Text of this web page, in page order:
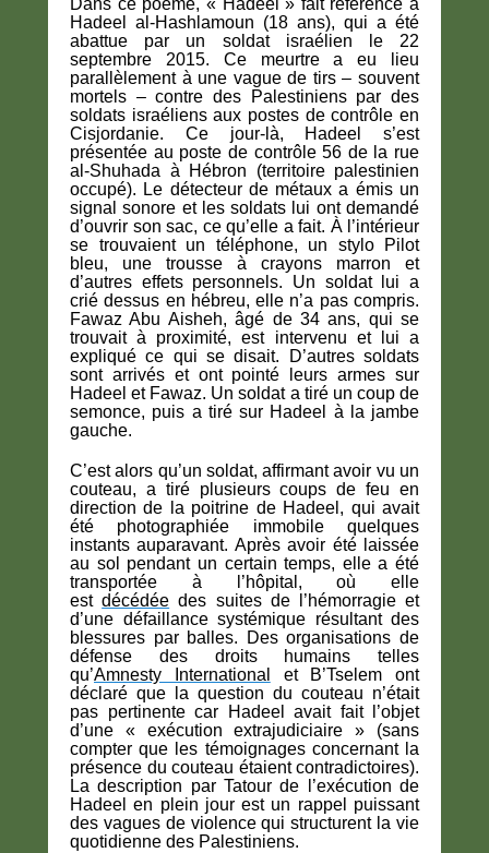
Dans ce poème, « Hadeel » fait référence à
Hadeel al-Hashlamoun (18 ans), qui a été
abattue par un soldat israélien le 22
septembre 2015. Ce meurtre a eu lieu
parallèlement à une vague de tirs – souvent
mortels – contre des Palestiniens par des
soldats israéliens aux postes de contrôle en
Cisjordanie. Ce jour-là, Hadeel s’est
présentée au poste de contrôle 56 de la rue
al-Shuhada à Hébron (territoire palestinien
occupé). Le détecteur de métaux a émis un
signal sonore et les soldats lui ont demandé
d’ouvrir son sac, ce qu’elle a fait. À l’intérieur
se trouvaient un téléphone, un stylo Pilot
bleu, une trousse à crayons marron et
d’autres effets personnels. Un soldat lui a
crié dessus en hébreu, elle n’a pas compris.
Fawaz Abu Aisheh, âgé de 34 ans, qui se
trouvait à proximité, est intervenu et lui a
expliqué ce qui se disait. D’autres soldats
sont arrivés et ont pointé leurs armes sur
Hadeel et Fawaz. Un soldat a tiré un coup de
semonce, puis a tiré sur Hadeel à la jambe
gauche.
C’est alors qu’un soldat, affirmant avoir vu un
couteau, a tiré plusieurs coups de feu en
direction de la poitrine de Hadeel, qui avait
été photographiée immobile quelques
instants auparavant. Après avoir été laissée
au sol pendant un certain temps, elle a été
transportée à l’hôpital, où elle
estdécédée des suites de l’hémorragie et
d’une défaillance systémique résultant des
blessures par balles. Des organisations de
défense des droits humains telles
qu’Amnesty International
et B’Tselem ont
déclaré que la question du couteau n’était
pas pertinente car Hadeel avait fait l’objet
d’une « exécution extrajudiciaire » (sans
compter que les témoignages concernant la
présence du couteau étaient contradictoires).
La description par Tatour de l’exécution de
Hadeel en plein jour est un rappel puissant
des vagues de violence qui structurent la vie
quotidienne des Palestiniens.